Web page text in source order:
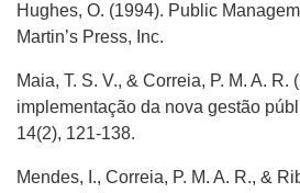
Hughes, O. (1994). Public
Martin’s Press, Inc.
Maia, T. S. V., & Correia, P. M. A. R.
implementação da nova gestão
14(2), 121-138.
Mendes, I., Correia, P. M. A. R., &